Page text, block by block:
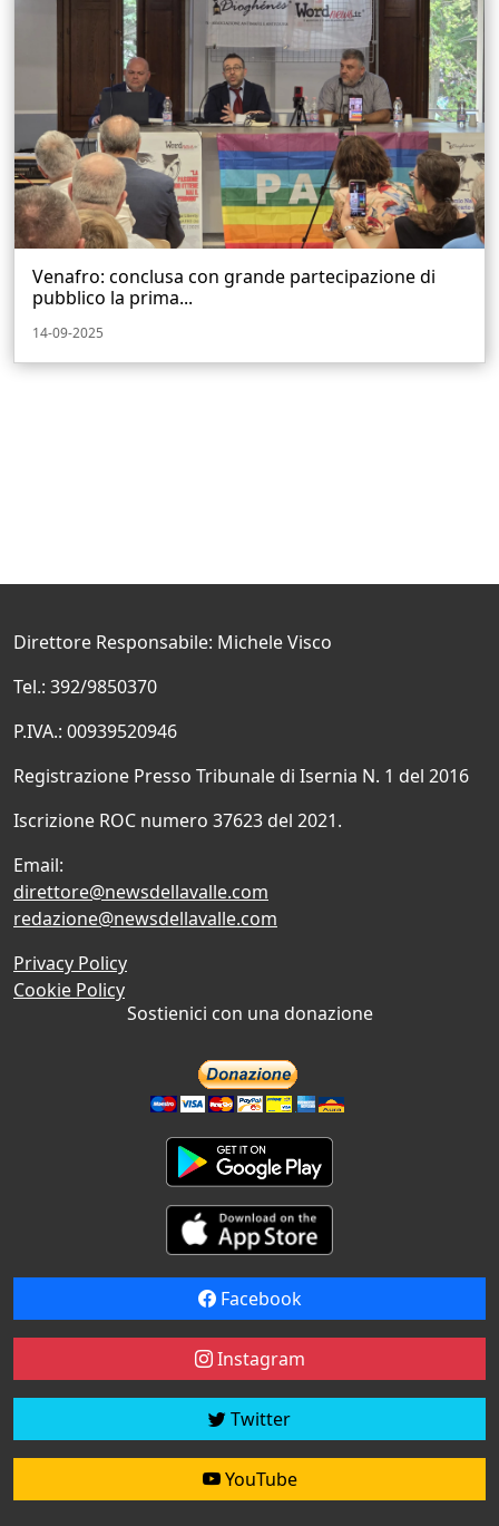
Venafro: conclusa con grande partecipazione di
pubblico la prima...
14-09-2025
Direttore Responsabile: Michele Visco
Tel.: 392/9850370
P.IVA.: 00939520946
Registrazione Presso Tribunale di Isernia N. 1 del 2016
Iscrizione ROC numero 37623 del 2021.
Email:
direttore@newsdellavalle.com
redazione@newsdellavalle.com
Privacy Policy
Cookie Policy
Sostienici con una donazione
Facebook
Instagram
Twitter
YouTube